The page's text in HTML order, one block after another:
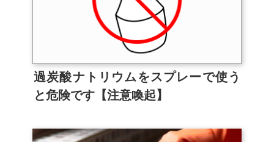
過炭酸ナトリウムをスプレーで使う
と危険です【注意喚起】